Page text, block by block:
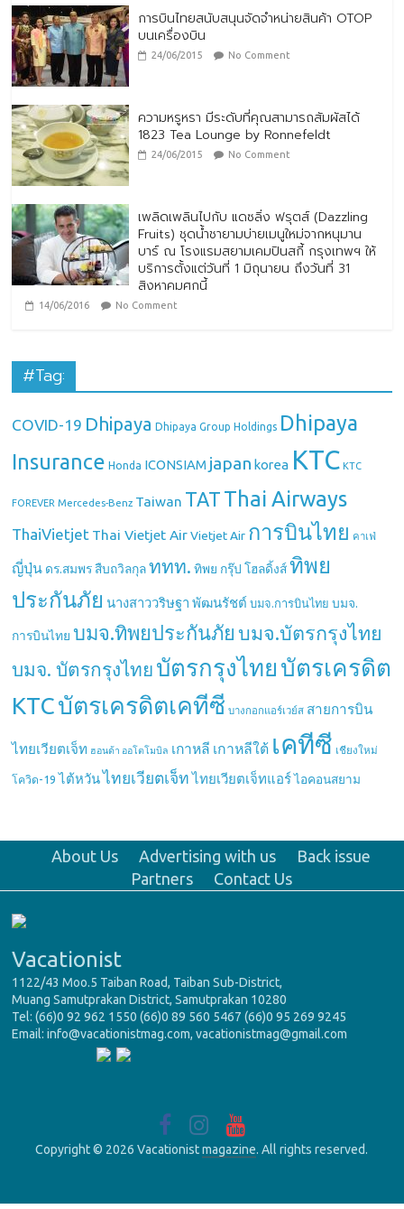
การบินไทยสนับสนุนจัดจำหน่ายสินค้า OTOP
บนเครื่องบิน
24/06/2015 No Comment
ความหรูหรา มีระดับที่คุณสามารถสัมผัสได้
1823 Tea Lounge by Ronnefeldt
24/06/2015 No Comment
เพลิดเพลินไปกับ แดซลิ่ง ฟรุตส์ (Dazzling
Fruits) ชุดน้ำชายามบ่ายเมนูใหม่จากหนุมาน
บาร์ ณ โรงแรมสยามเคมปินสกี้ กรุงเทพฯ ให้
บริการตั้งแต่วันที่ 1 มิถุนายน ถึงวันที่ 31
สิงหาคมศกนี้
14/06/2016 No Comment
#Tag:
COVID-19 Dhipaya Dhipaya Group Holdings Dhipaya
Insurance Honda ICONSIAM japan korea KTC KTC
FOREVER Mercedes-Benz Taiwan TAT Thai Airways
ThaiVietjet Thai Vietjet Air Vietjet Air การบินไทย คาเฟ่
ญี่ปุ่น ดร.สมพร สืบถวิลกุล ททท. ทิพย กรุ๊ป โฮลดิ้งส์ ทิพย
ประกันภัย นางสาววริษฐา พัฒนรัชต์ บมจ.การบินไทย บมจ.
การบินไทย บมจ.ทิพยประกันภัย บมจ.บัตรกรุงไทย
บมจ. บัตรกรุงไทย บัตรกรุงไทย บัตรเครดิต
KTCบัตรเครดิตเคทีซี บางกอกแอร์เวย์ส สายการบิน
ไทยเวียตเจ็ท ฮอนด้า ออโตโมบิล เกาหลี เกาหลีใต้ เคทีซี เชียงใหม่
โควิด-19 ไต้หวัน ไทยเวียตเจ็ท ไทยเวียตเจ็ทแอร์ ไอคอนสยาม
About Us Advertising with us
Back issue
Partners
Contact Us
Vacationist
1122/43 Moo.5 Taiban Road, Taiban Sub-District,
Muang Samutprakan District, Samutprakan 10280
Tel: (66)0 92 962 1550 (66)0 89 560 5467 (66)0 95 269 9245
Email: info@vacationistmag.com, vacationistmag@gmail.com
Copyright © 2026 Vacationistmagazine. All rights reserved.